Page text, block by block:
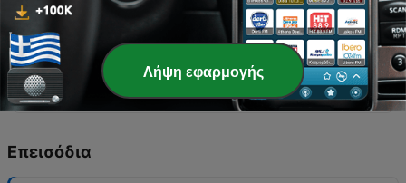
rearanżacja całej architektury ciała.
00:36:49 · Wyjaśnienie trudności w łączeniu
cech anatomicznych pochodzących z zupełnie
różnych gatunków.
Επεισόδια
Λήψη εφαρμογής